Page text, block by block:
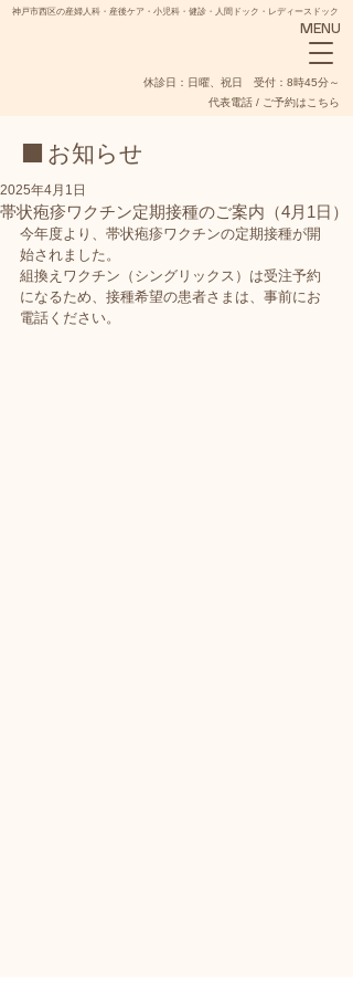
NADESHIKO
​休診日：日曜、祝日 受付：8時45分～
代表電話 / ご予約はこちら
MENU
神戸市西区の産婦人科・産後ケア・小児科・健診・人間ドック・レディースドック
■ お知らせ
帯状疱疹ワクチン定期接種のご案内（4月1日）
2025年4月1日
今年度より、帯状疱疹ワクチンの定期接種が開
始されました。
組換えワクチン（シングリックス）は受注予約
になるため、接種希望の患者さまは、事前にお
電話ください。